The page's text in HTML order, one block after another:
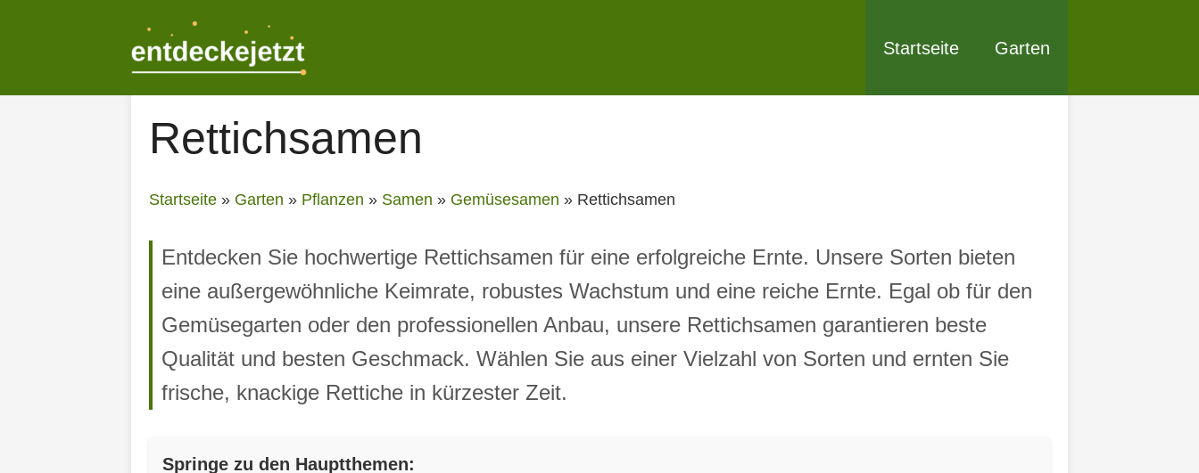
Startseite Garten
Rettichsamen
Startseite » Garten » Pflanzen » Samen » Gemüsesamen » Rettichsamen
Entdecken Sie hochwertige Rettichsamen für eine erfolgreiche Ernte. Unsere Sorten bieten
eine außergewöhnliche Keimrate, robustes Wachstum und eine reiche Ernte. Egal ob für den
Gemüsegarten oder den professionellen Anbau, unsere Rettichsamen garantieren beste
Qualität und besten Geschmack. Wählen Sie aus einer Vielzahl von Sorten und ernten Sie
frische, knackige Rettiche in kürzester Zeit.
Springe zu den Hauptthemen: